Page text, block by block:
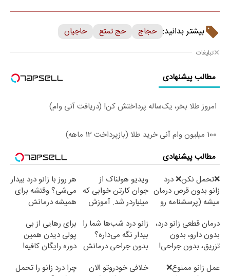
بیشتر بدانید: حجاج حج تمتع حاجیان
تبلیغات
مطالب پیشنهادی
امروز طلا بخر، یک‌ساله پرداختش کن! (دریافت آنی وام)
100 میلیون وام آنی خرید طلا (بازپرداخت 12 ماهه)
مطالب پیشنهادی
❌تحمل نکن❌ درد
زانو بدون قرص درمان
میشه (پرسشنامه رو
ویدیو هولناک از
جوان کارتن خوابی که
میلیاردر شد. آموزش
هر روز با زانو درد بیدار
می‌شی؟ وقتشه برای
همیشه درمانش
درمان قطعی زانو درد،
بدون دارو، بدون
تزریق، بدون جراحی!
زانو درد شب‌ها شما را
بیدار نگه می‌داره؟
بدون جراحی درمانش
برای رهایی از بی
پولی دیدن همین
دوره رایگان کافیه!
عمل زانو ممنوع❌
خلافی خودروتو الان
چرا درد زانو را تحمل